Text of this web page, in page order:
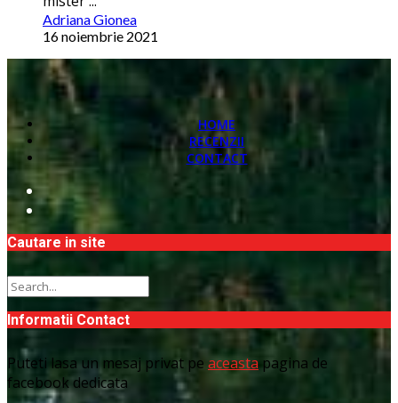
Adriana Gionea
16 noiembrie 2021
HOME
RECENZII
CONTACT
Cautare in site
Informatii Contact
Puteti lasa un mesaj privat pe aceasta pagina de
facebook dedicata